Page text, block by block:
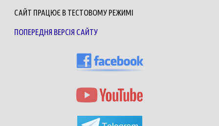
САЙТ ПРАЦЮЄ В ТЕСТОВОМУ РЕЖИМІ
ПОПЕРЕДНЯ ВЕРСІЯ САЙТУ